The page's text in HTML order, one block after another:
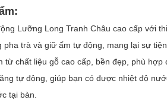
Lưỡng Long Tranh Châu cao cấp với
trà và giữ ấm tự động, mang lại sự
từ chất liệu gỗ cao cấp, bền đẹp, phù
tự động, giúp bạn có được nhiệt độ
tại bàn.